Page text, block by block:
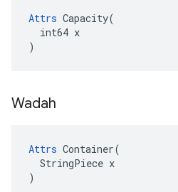
Attrs Capacity(
  int64 x
)
Wadah
Attrs Container(
  StringPiece x
)